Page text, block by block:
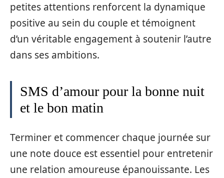
petites attentions renforcent la dynamique
positive au sein du couple et témoignent
d’un véritable engagement à soutenir l’autre
dans ses ambitions.
SMS d’amour pour la bonne nuit
et le bon matin
Terminer et commencer chaque journée sur
une note douce est essentiel pour entretenir
une relation amoureuse épanouissante. Les